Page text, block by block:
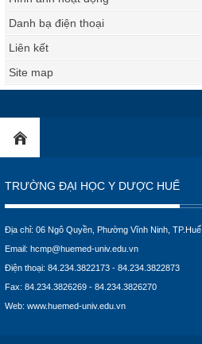
Danh bạ điện thoại
Liên kết
Site map
TRƯỜNG ĐẠI HỌC Y DƯỢC HUẾ
Địa chỉ: 06 Ngô Quyền, Phường Vĩnh Ninh, TP.Huế
Email: hcmp@huemed-univ.edu.vn
Điện thoại: 84.234.3822173 - 84.234.3822873
Fax: 84.234.3826269 - 84.234.3826270
Web: www.huemed-univ.edu.vn